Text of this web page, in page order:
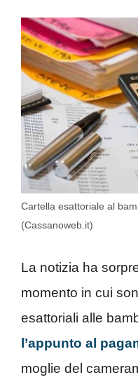
Cartella esattoriale al
(Cassanoweb.it)
La notizia ha
momento in cui
esattoriali alle
l’appunto al
moglie del